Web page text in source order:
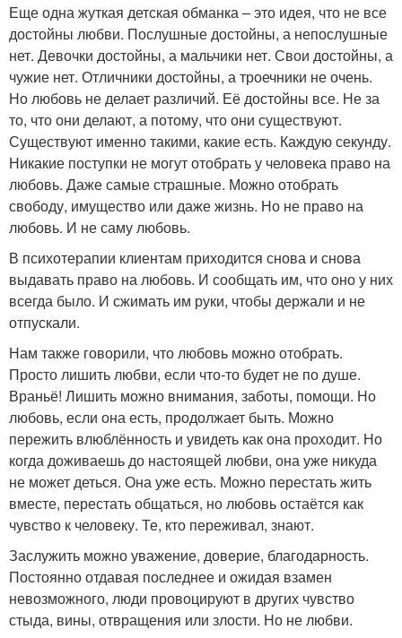
Еще одна жуткая детская обманка – это идея, что не все
достойны любви. Послушные достойны, а непослушные
нет. Девочки достойны, а мальчики нет. Свои достойны, а
чужие нет. Отличники достойны, а троечники не очень.
Но любовь не делает различий. Её достойны все. Не за
то, что они делают, а потому, что они существуют.
Существуют именно такими, какие есть. Каждую секунду.
Никакие поступки не могут отобрать у человека право на
любовь. Даже самые страшные. Можно отобрать
свободу, имущество или даже жизнь. Но не право на
любовь. И не саму любовь.
В психотерапии клиентам приходится снова и снова
выдавать право на любовь. И сообщать им, что оно у них
всегда было. И сжимать им руки, чтобы держали и не
отпускали.
Нам также говорили, что любовь можно отобрать.
Просто лишить любви, если что-то будет не по душе.
Враньё! Лишить можно внимания, заботы, помощи. Но
любовь, если она есть, продолжает быть. Можно
пережить влюблённость и увидеть как она проходит. Но
когда доживаешь до настоящей любви, она уже никуда
не может деться. Она уже есть. Можно перестать жить
вместе, перестать общаться, но любовь остаётся как
чувство к человеку. Те, кто переживал, знают.
Заслужить можно уважение, доверие, благодарность.
Постоянно отдавая последнее и ожидая взамен
невозможного, люди провоцируют в других чувство
стыда, вины, отвращения или злости. Но не любви.